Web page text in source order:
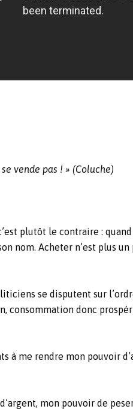
vende pas ! » (Coluche)
plutôt le contraire :
nom. Acheter n’est plus
se disputent sur
consommation donc
à me rendre mon pouvoir
mon pouvoir de